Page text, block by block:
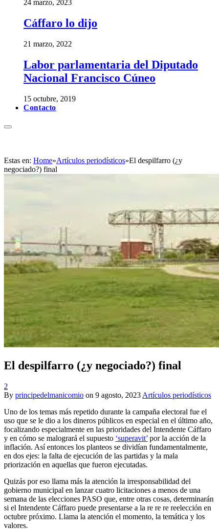
24 marzo, 2023
Cáffaro lo dijo
21 marzo, 2022
Labor parlamentaria del Diputado
Nacional Francisco Cúneo
15 octubre, 2019
Contacto
Estas en: Home»Artículos periodísticos»El despilfarro (¿y
negociado?) final
El despilfarro (¿y negociado?) final
2
By principedelmanicomio on 9 agosto, 2023 Artículos periodísticos
Uno de los temas más repetido durante la campaña electoral fue el
uso que se le dio a los dineros públicos en especial en el último año,
focalizando especialmente en las prioridades del Intendente Cáffaro
y en cómo se malogrará el supuesto ‘superavit’ por la acción de la
inflación. Así entonces los planteos se dividían fundamentalmente,
en dos ejes: la falta de ejecución de las partidas y la mala
priorización en aquellas que fueron ejecutadas.
Quizás por eso llama más la atención la irresponsabilidad del
gobierno municipal en lanzar cuatro licitaciones a menos de una
semana de las elecciones PASO que, entre otras cosas, determinarán
si el Intendente Cáffaro puede presentarse a la re re re reelección en
octubre próximo. Llama la atención el momento, la temática y los
valores.